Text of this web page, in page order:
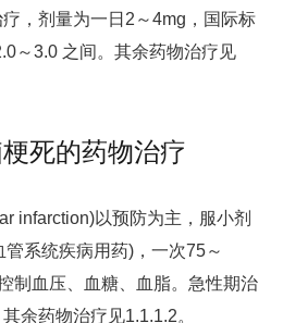
，剂量为一日2～4mg，国际标
～3.0 之间。其余药物治疗见
死的药物治疗
infarction)以预防为主，服小剂
系统疾病用药)，一次75～
制血压、血糖、血脂。急性期治
余药物治疗见1.1.1.2。